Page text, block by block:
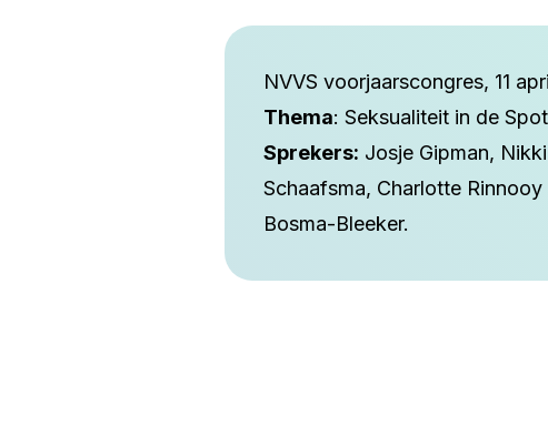
NVVS voorjaarscongres, 11
Thema: Seksualiteit in de
Sprekers: Josje Gipman,
Schaafsma, Charlotte
Bosma-Bleeker.